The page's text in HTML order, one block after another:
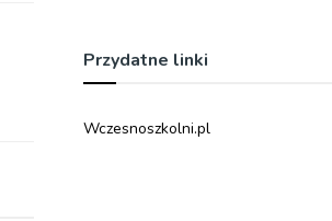
Przydatne linki
Wczesnoszkolni.pl